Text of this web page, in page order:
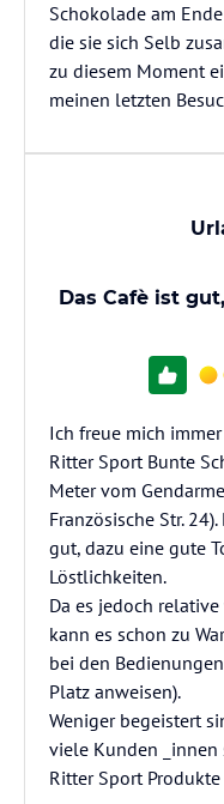
Schokolade am
die sie sich Selb
zu diesem Moment
meinen letzten
Das Cafè ist
Ich freue mich
Ritter Sport Bunte
Meter vom
Französische Str.
gut, dazu eine gute
Löstlichkeiten.
Da es jedoch
kann es schon zu
bei den
Platz anweisen).
Weniger begeistert
viele Kunden _innen
Ritter Sport